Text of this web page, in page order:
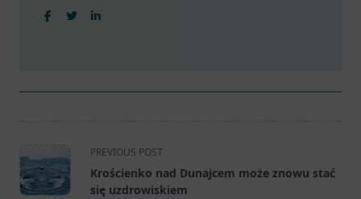
class="nav-
subtitle
PREVIOUS POST
Krościenko nad Dunajcem może znowu stać
się uzdrowiskiem